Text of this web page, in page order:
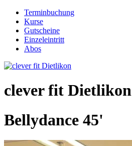
Terminbuchung
Kurse
Gutscheine
Einzeleintritt
Abos
clever fit Dietlikon
Bellydance 45'